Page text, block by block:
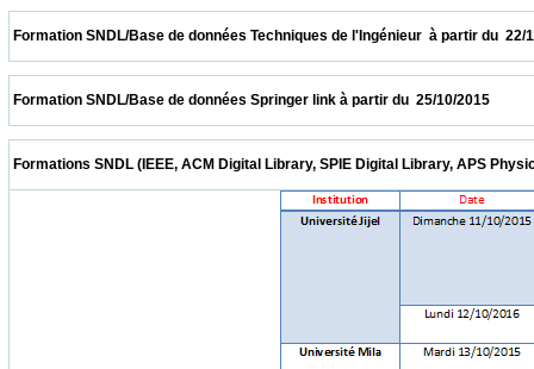
Formation SNDL/Base de données Techniques de l'Ingénieur  à
Formation SNDL/Base de données Springer link à partir du  25/
Formations SNDL (IEEE, ACM Digital Library, SPIE Digital Library,